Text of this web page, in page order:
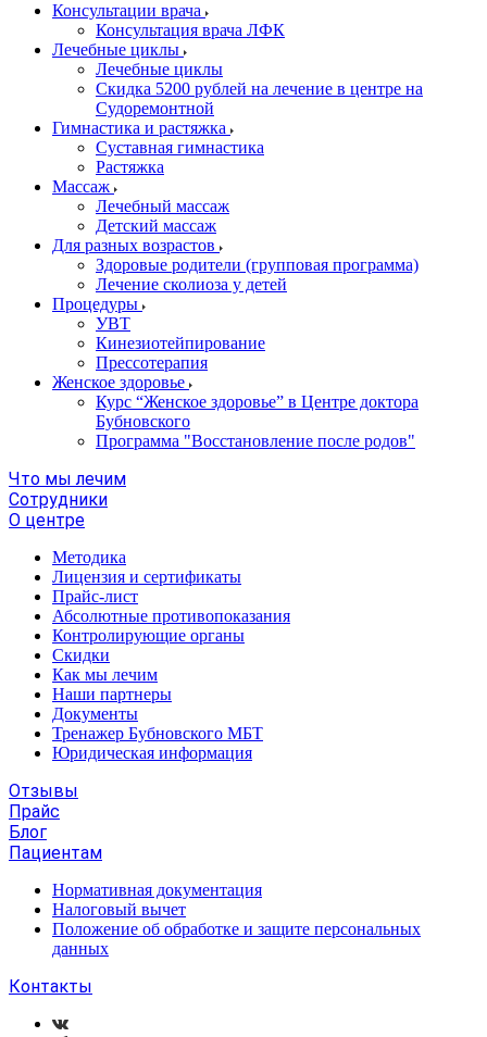
Консультации врача
Консультация врача ЛФК
Лечебные циклы
Лечебные циклы
Скидка 5200 рублей на лечение в центре на
Судоремонтной
Гимнастика и растяжка
Суставная гимнастика
Растяжка
Массаж
Лечебный массаж
Детский массаж
Для разных возрастов
Здоровые родители (групповая программа)
Лечение сколиоза у детей
Процедуры
УВТ
Кинезиотейпирование
Прессотерапия
Женское здоровье
Курс “Женское здоровье” в Центре доктора
Бубновского
Программа "Восстановление после родов"
Что мы лечим
Сотрудники
О центре
Методика
Лицензия и сертификаты
Прайс-лист
Абсолютные противопоказания
Контролирующие органы
Скидки
Как мы лечим
Наши партнеры
Документы
Тренажер Бубновского МБТ
Юридическая информация
Отзывы
Прайс
Блог
Пациентам
Нормативная документация
Налоговый вычет
Положение об обработке и защите персональных
данных
Контакты